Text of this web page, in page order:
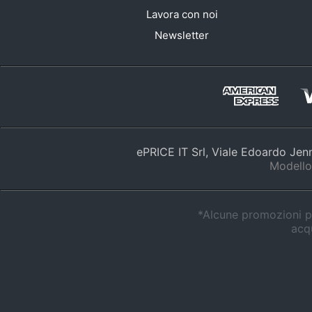
Lavora con noi
Newsletter
ePRICE IT Srl, Viale Edoardo
*Alcune promozioni